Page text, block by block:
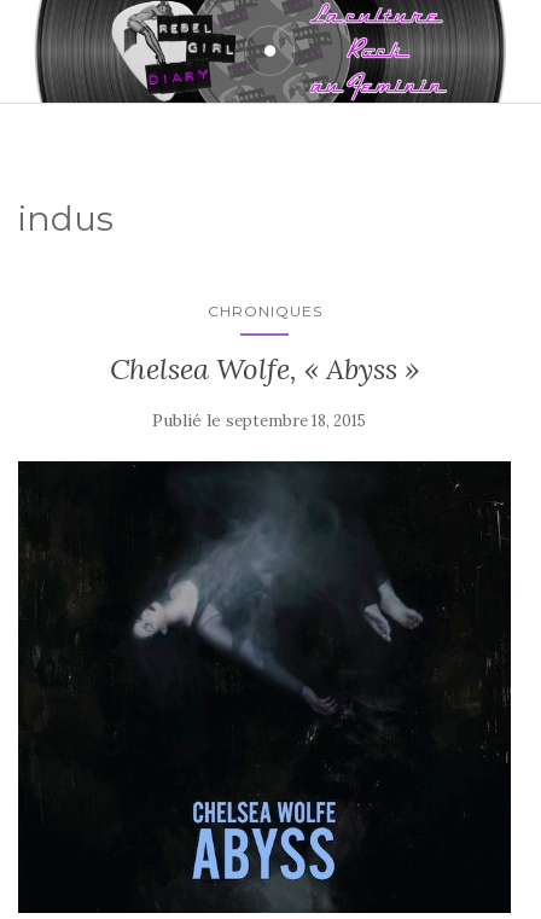
indus
CHRONIQUES
Chelsea Wolfe, « Abyss »
Publié le septembre 18, 2015